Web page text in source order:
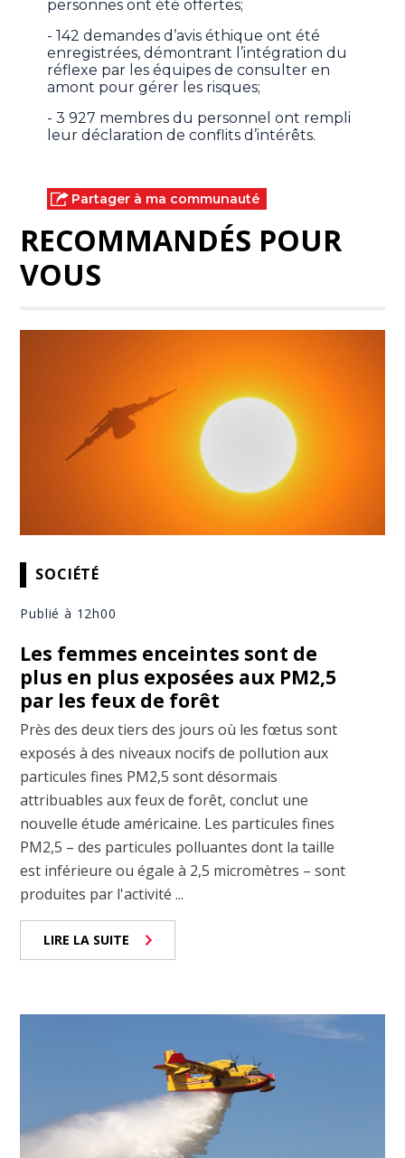
personnes ont été offertes;
- 142 demandes d’avis éthique ont été
enregistrées, démontrant l’intégration du
réflexe par les équipes de consulter en
amont pour gérer les risques;
- 3 927 membres du personnel ont rempli
leur déclaration de conflits d’intérêts.
Partager à ma communauté
RECOMMANDÉS POUR
VOUS
SOCIÉTÉ
Publié à 12h00
Les femmes enceintes sont de
plus en plus exposées aux PM2,5
par les feux de forêt
Près des deux tiers des jours où les fœtus sont
exposés à des niveaux nocifs de pollution aux
particules fines PM2,5 sont désormais
attribuables aux feux de forêt, conclut une
nouvelle étude américaine. Les particules fines
PM2,5 – des particules polluantes dont la taille
est inférieure ou égale à 2,5 micromètres – sont
produites par l'activité ...
LIRE LA SUITE